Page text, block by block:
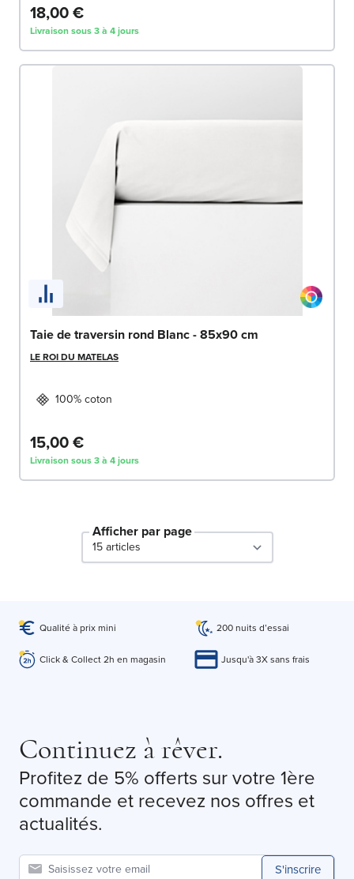
18,00 €
Livraison sous 3 à 4 jours
Taie de traversin rond Blanc - 85x90 cm
LE ROI DU MATELAS
100% coton
15,00 €
Livraison sous 3 à 4 jours
Afficher par page
Qualité à prix mini 200 nuits d’essai
Click & Collect 2h en magasin Jusqu'à 3X sans frais
Continuez à rêver.
Profitez de 5% offerts sur votre 1ère
commande et recevez nos offres et
actualités.
S'inscrire